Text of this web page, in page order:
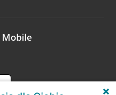
Mobile